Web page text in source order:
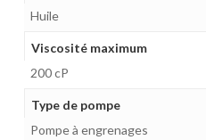
Huile
Viscosité maximum
200 cP
Type de pompe
Pompe à engrenages